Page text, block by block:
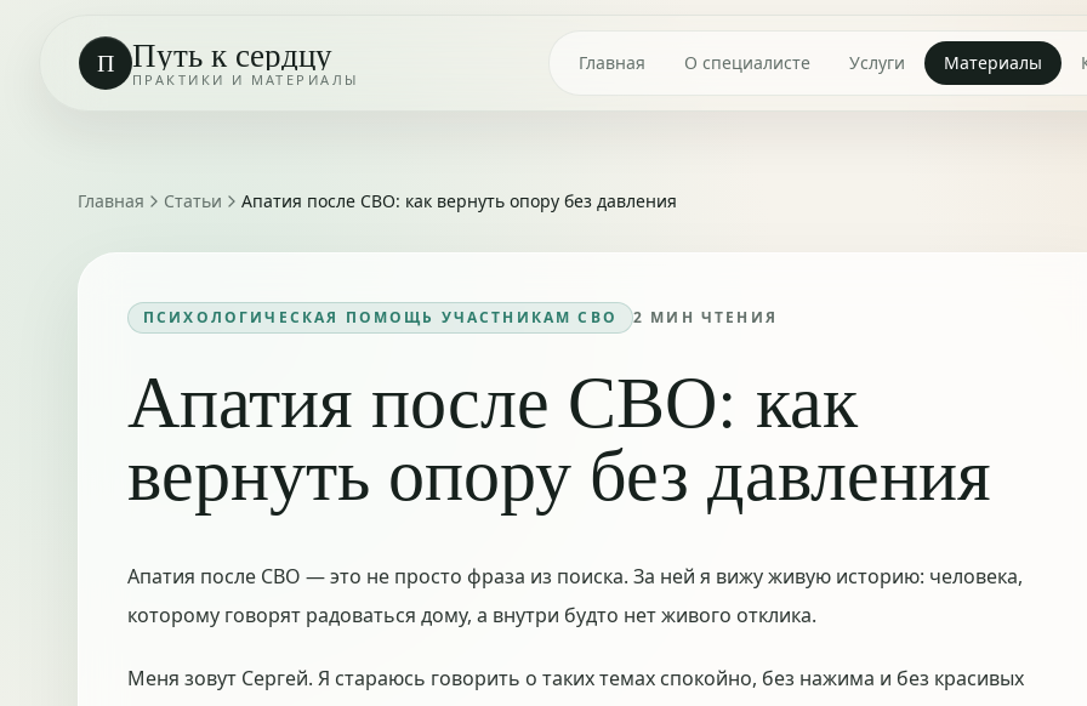
П Путь к сердцу
ПРАКТИКИ И МАТЕРИАЛЫ
Главная О специалисте Услуги Материалы
Главная Статьи Апатия после СВО: как вернуть опору без давления
ПСИХОЛОГИЧЕСКАЯ ПОМОЩЬ УЧАСТНИКАМ СВО 2 МИН ЧТЕНИЯ
Апатия после СВО: как
вернуть опору без давления
Апатия после СВО — это не просто фраза из поиска. За ней я вижу живую историю: человека,
которому говорят радоваться дому, а внутри будто нет живого отклика.
Меня зовут Сергей. Я стараюсь говорить о таких темах спокойно, без нажима и без красивых